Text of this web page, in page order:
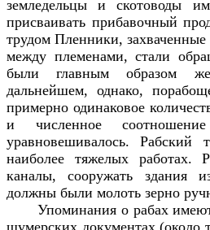
земледельцы и скотоводы
присваивать прибавочный
трудом Пленники,
между племенами, стали
были главным образом
дальнейшем, однако,
примерно одинаковое
и численное
уравновешивалось. Рабский
наиболее тяжелых работах.
каналы, сооружать здания
должны были молоть зерно
Упоминания о рабах
шумерских документах (около